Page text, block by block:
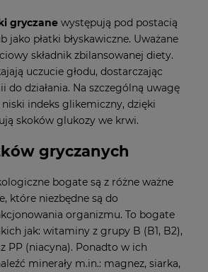
gryczane występują pod postacią
jako płatki błyskawiczne. Uważane
składnik zbilansowanej diety.
uczucie głodu, dostarczając
do działania. Na szczególną uwagę
niski indeks glikemiczny, dzięki
skoków glukozy we krwi.
gryczanych
bogate są z różne ważne
które niezbędne są do
organizmu. To bogate
jak: witaminy z grupy B (B1, B2),
PP (niacyna). Ponadto w ich
minerały m.in.: magnez, siarka,